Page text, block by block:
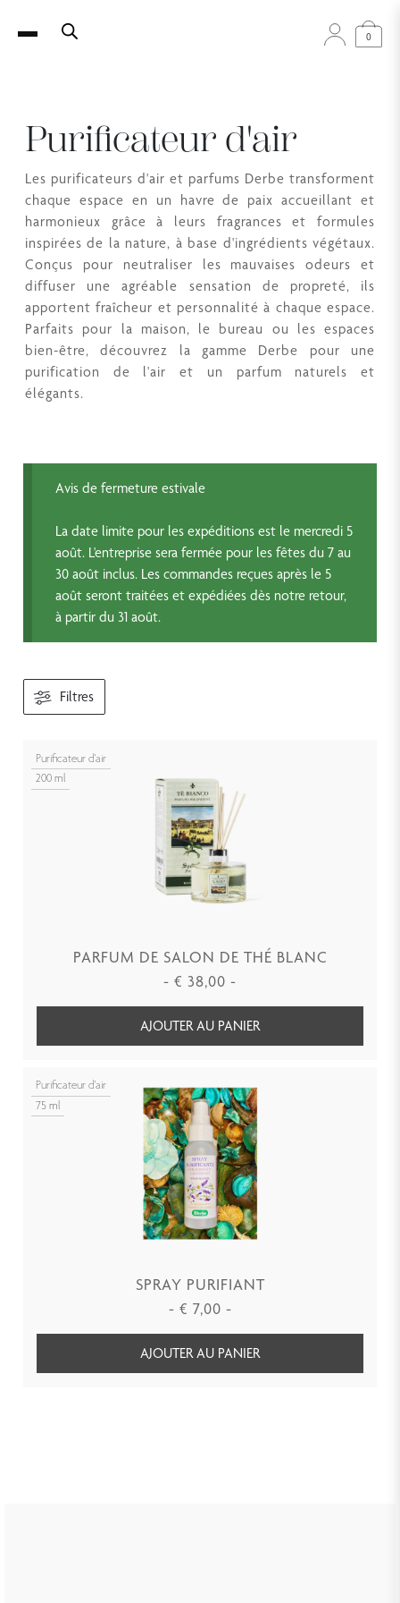
0
Purificateur d'air
Les purificateurs d'air et parfums Derbe transforment
chaque espace en un havre de paix accueillant et
harmonieux grâce à leurs fragrances et formules
inspirées de la nature, à base d'ingrédients végétaux.
Conçus pour neutraliser les mauvaises odeurs et
diffuser une agréable sensation de propreté, ils
apportent fraîcheur et personnalité à chaque espace.
Parfaits pour la maison, le bureau ou les espaces
bien-être, découvrez la gamme Derbe pour une
purification de l'air et un parfum naturels et
élégants.
Avis de fermeture estivale
La date limite pour les expéditions est le mercredi 5
août. L'entreprise sera fermée pour les fêtes du 7 au
30 août inclus. Les commandes reçues après le 5
août seront traitées et expédiées dès notre retour,
à partir du 31 août.
Filtres
Purificateur d'air
200 ml
PARFUM DE SALON DE THÉ BLANC
- € 38,00 -
AJOUTER AU PANIER
Purificateur d'air
75 ml
SPRAY PURIFIANT
- € 7,00 -
AJOUTER AU PANIER